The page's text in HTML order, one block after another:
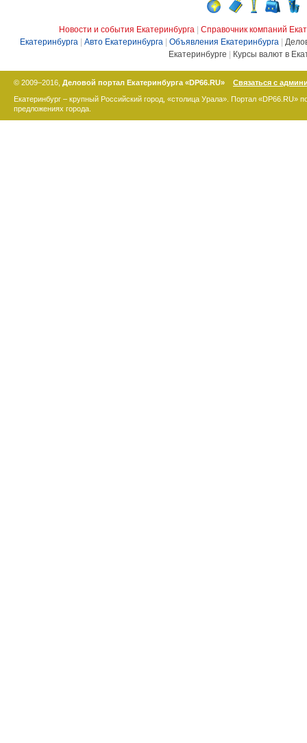
Новости и события Екатеринбурга
Справочник компаний
Екатеринбурга
Авто Екатеринбурга Объявления Екатеринбурга
Екатеринбурге
Курсы валют в
© 2009–2016, Деловой портал Екатеринбурга «DP66.RU»
Связаться с
Екатеринбург – крупный Российский город, «столица Урала». Портал «DP66.RU»
предложениях города.